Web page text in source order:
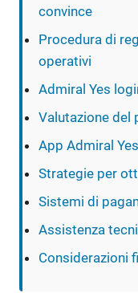
convince
Procedura di
operativi
Admiral Yes
Valutazione del
App Admiral
Strategie per
Sistemi di
Assistenza
Considerazioni